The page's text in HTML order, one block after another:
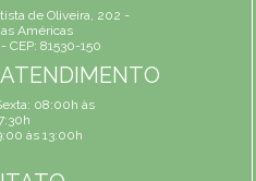
de Oliveira, 202 -
Américas
CEP: 81530-150
08:00h às
às 13:00h